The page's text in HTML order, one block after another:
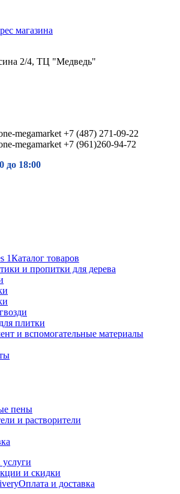
магазина
2/4, ТЦ "Медведь"
+7 (487) 271-09-22
+7 (961)260-94-72
до 18:00
Каталог товаров
и пропитки для дерева
плитки
и вспомогательные материалы
пены
и растворители
и скидки
Оплата и доставка